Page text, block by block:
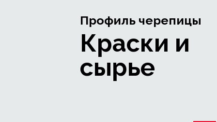
Профиль черепицы
Краски и
сырье